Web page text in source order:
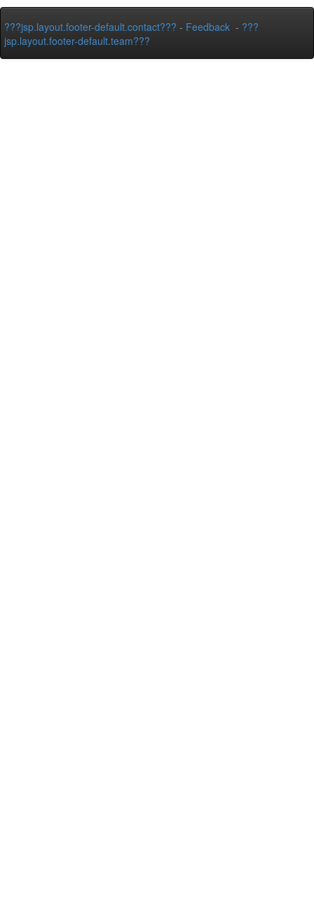
???jsp.layout.footer-default.contact??? - Feedback - ???
jsp.layout.footer-default.team???